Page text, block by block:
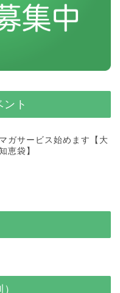
ト
ガサービス始めます【大
恵袋】